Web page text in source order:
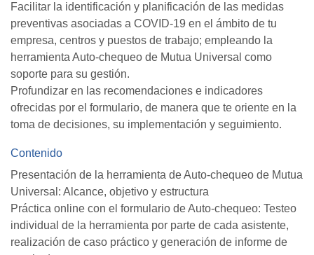
Facilitar la identificación y planificación de las medidas
preventivas asociadas a COVID-19 en el ámbito de tu
empresa, centros y puestos de trabajo; empleando la
herramienta Auto-chequeo de Mutua Universal como
soporte para su gestión.
Profundizar en las recomendaciones e indicadores
ofrecidas por el formulario, de manera que te oriente en la
toma de decisiones, su implementación y seguimiento.
Contenido
Presentación de la herramienta de Auto-chequeo de Mutua
Universal: Alcance, objetivo y estructura
Práctica online con el formulario de Auto-chequeo: Testeo
individual de la herramienta por parte de cada asistente,
realización de caso práctico y generación de informe de